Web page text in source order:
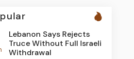
Lebanon Says Rejects
Truce Without Full Israeli
Withdrawal